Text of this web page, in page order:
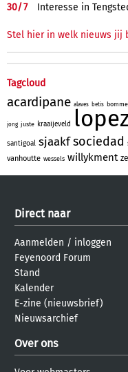
30/7 Interesse in
Stel hier in welk nieuws jij
Tagcloud
acardipane alaves betis bommel
jong juste kraaijeveld
santigoal sjaakfsociedad
vanhoutte wessels willykment
Direct naar
Aanmelden / inloggen
Feyenoord Forum
Stand
Kalender
E-zine (nieuwsbrief)
Nieuwsarchief
Over ons